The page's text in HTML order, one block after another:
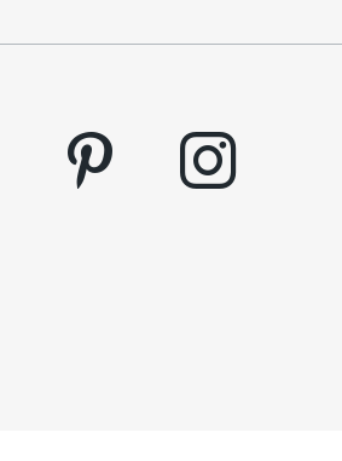
pinterest instagram